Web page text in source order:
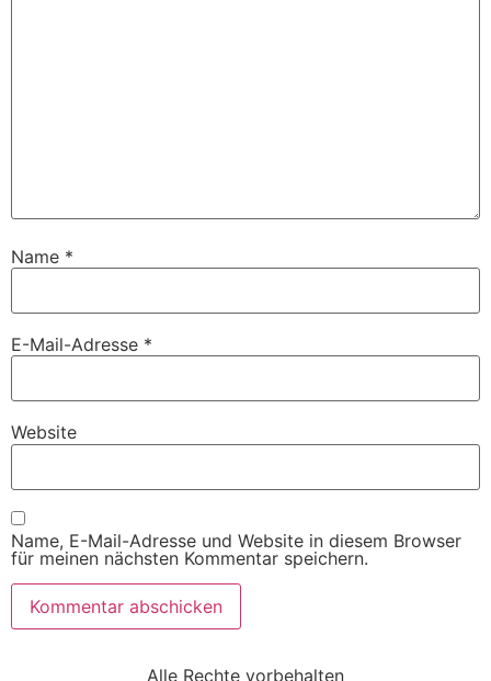
Name *
E-Mail-Adresse *
Website
Name, E-Mail-Adresse und Website in diesem Browser
für meinen nächsten Kommentar speichern.
Alle Rechte vorbehalten